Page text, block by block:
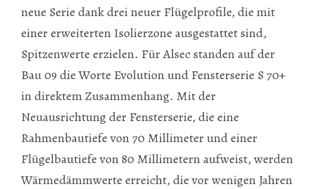
neue Serie dank drei neuer Flügelprofile, die mit
einer erweiterten Isolierzone ausgestattet sind,
Spitzenwerte erzielen. Für Alsec standen auf der
Bau 09 die Worte Evolution und Fensterserie S 70+
in direktem Zusammenhang. Mit der
Neuausrichtung der Fensterserie, die eine
Rahmenbautiefe von 70 Millimeter und einer
Flügelbautiefe von 80 Millimetern aufweist, werden
Wärmedämmwerte erreicht, die vor wenigen Jahren